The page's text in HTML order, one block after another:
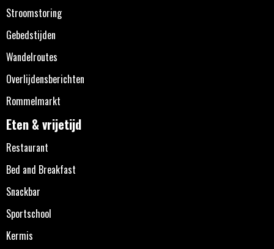
Stroomstoring
Gebedstijden
Wandelroutes
Overlijdensberichten
Rommelmarkt
Eten & vrijetijd
Restaurant
Bed and Breakfast
Snackbar
Sportschool
Kermis